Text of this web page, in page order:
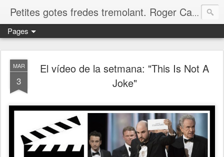
Petites gotes fredes tremolant. Roger Casero Gumbau. Girona
Pages
MAR
3
El vídeo de la setmana: "This Is Not A
Joke"